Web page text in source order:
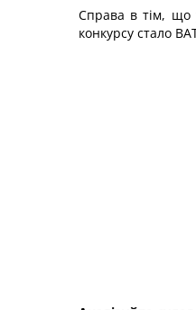
Справа в тім, що
конкурсу стало